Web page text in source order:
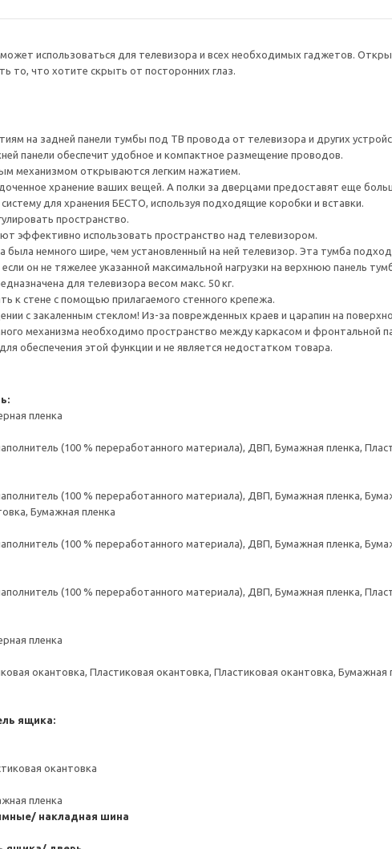
использоваться для телевизора и всех необходимых гаджетов.
то, что хотите скрыть от посторонних глаз.
на задней панели тумбы под ТВ провода от телевизора и других
панели обеспечит удобное и компактное размещение проводов.
механизмом открываются легким нажатием.
хранение ваших вещей. А полки за дверцами предоставят еще
для хранения БЕСТО, используя подходящие коробки и вставки.
пространство.
эффективно использовать пространство над телевизором.
немного шире, чем установленный на ней телевизор. Эта тумба
он не тяжелее указанной максимальной нагрузки на верхнюю панель
для телевизора весом макс. 50 кг.
к стене с помощью прилагаемого стенного крепежа.
с закаленным стеклом! Из-за поврежденных краев и царапин на
механизма необходимо пространство между каркасом и фронтальной
обеспечения этой функции и не является недостатком товара.
пленка
(100 % переработанного материала), ДВП, Бумажная пленка,
(100 % переработанного материала), ДВП, Бумажная пленка,
Бумажная пленка
(100 % переработанного материала), ДВП, Бумажная пленка,
(100 % переработанного материала), ДВП, Бумажная пленка,
пленка
окантовка, Пластиковая окантовка, Пластиковая окантовка, Бумажная
ящика:
окантовка
пленка
накладная шина